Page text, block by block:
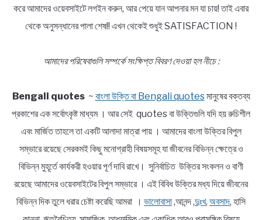
করে আমাদের ওয়েবসাইটে লগইন করুন, আর পেয়ে যান আপনার মন যা চায়! তাই এবার
থেকে অনুসন্ধানের পালা শেষ!! এখন থেকেই শুধুই SATISFACTION !
আমাদের পরিষেবাগুলি সম্পর্কে সংক্ষিপ্ত বিবরণ দেওয়া হল নীচে :
Bengali quotes~ বাংলা উক্তি বা Bengali quotesমানুষের বক্তব্য
প্রকাশের এক সর্বোৎকৃষ্ট মাধ্যম । আর সেই quotes বা উক্তিগুলি যদি হয় রুচিশীল
এবং মার্জিত তাহলে তা একটি আলাদা মাত্রা পায় । আমাদের বাংলা উক্তির বিপুল
সম্ভারে রয়েছে সেরকমই কিছু মনোগ্রাহী বিষয়সমূহ যা জীবনের বিভিন্ন ক্ষেত্রে ও
বিভিন্ন মুহূর্তে কার্যকরী হওয়ার পূর্ণ দাবি রাখে। সুনির্বাচিত উক্তির সংকলন ও বাণী
রয়েছে আমাদের ওয়েবসাইটের বিপুল সম্ভারে । এই বিবিধ উক্তির মধ্য দিয়ে জীবনের
বিভিন্ন দিক তুলে ধরার চেষ্টা করেছি আমরা । ভালোবাসা,আনন্দ ,দুঃখ, অবসাদ, হাসি